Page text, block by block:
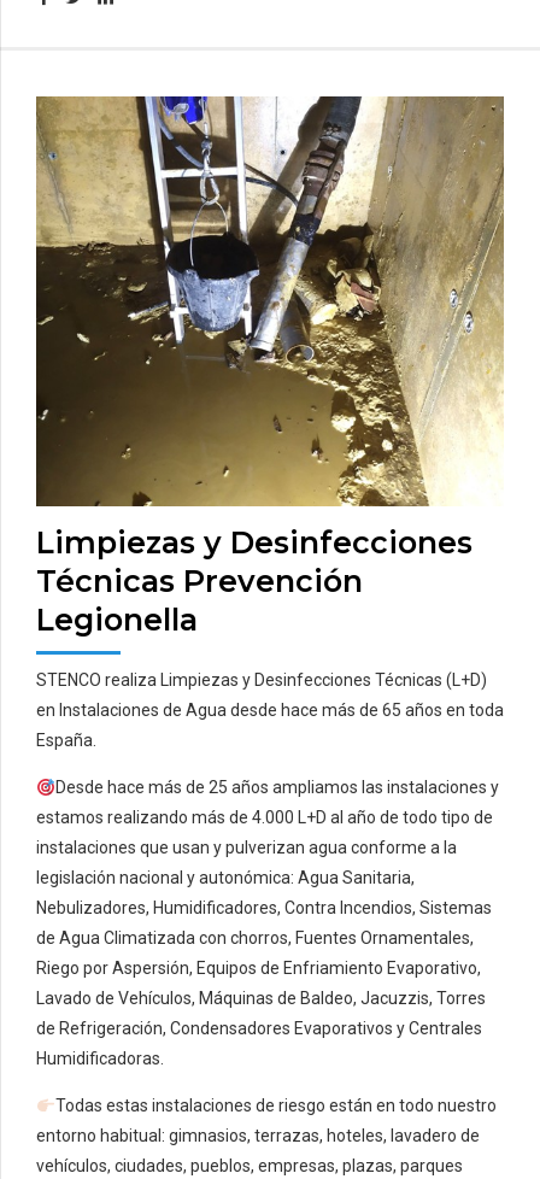
Limpiezas y Desinfecciones
Técnicas Prevención
Legionella
STENCO realiza Limpiezas y Desinfecciones Técnicas (L+D)
en Instalaciones de Agua desde hace más de 65 años en toda
España.
Desde hace más de 25 años ampliamos las instalaciones y
estamos realizando más de 4.000 L+D al año de todo tipo de
instalaciones que usan y pulverizan agua conforme a la
legislación nacional y autonómica: Agua Sanitaria,
Nebulizadores, Humidificadores, Contra Incendios, Sistemas
de Agua Climatizada con chorros, Fuentes Ornamentales,
Riego por Aspersión, Equipos de Enfriamiento Evaporativo,
Lavado de Vehículos, Máquinas de Baldeo, Jacuzzis, Torres
de Refrigeración, Condensadores Evaporativos y Centrales
Humidificadoras.
Todas estas instalaciones de riesgo están en todo nuestro
entorno habitual: gimnasios, terrazas, hoteles, lavadero de
vehículos, ciudades, pueblos, empresas, plazas, parques